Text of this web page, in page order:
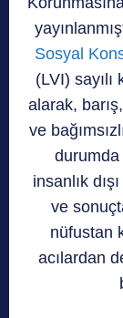
Sosyal
(LVI)
alarak,
ve
durumda
insanlık
ve
nüfustan
acılardan